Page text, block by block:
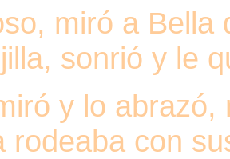
miró a Bella
sonrió y le
y lo
rodeaba con